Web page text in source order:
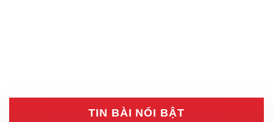
TIN BÀI NỔI BẬT